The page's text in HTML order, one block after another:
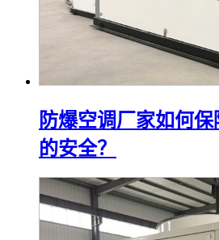
防爆空调厂家如何
的安全？